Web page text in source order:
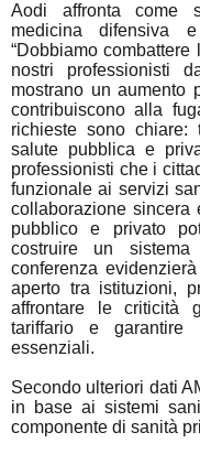
Aodi affronta come
medicina difensiva
“Dobbiamo
nostri professionisti
mostrano un aumento
contribuiscono alla
richieste sono chiare:
salute pubblica e
professionisti che i
funzionale ai servizi
collaborazione sincera
pubblico e privato
costruire un
conferenza
aperto tra istituzioni,
affrontare le criticità
tariffario e garantire
essenziali.
Secondo ulteriori dati
in base ai sistemi
componente di sanità